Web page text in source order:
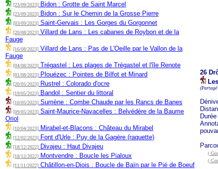
[23/09/2023] Bidon : Grotte de Saint Marcel
[23/09/2023] Bidon : Sur le Chemin de la Grosse Pierre
[03/09/2023] Saint-Gervais : Les Gorges du Gorgonnet
[20/08/2023] Villard de Lans : Les cabanes de Roybon et de la
Fauge
[16/08/2023] Villard de Lans : Pas de L'Oeille par le Vallon de la
Fauge
[04/08/2023] Trégastel : Les plages de Trégastel et l'île Renote
[01/08/2023] Plouézec : Pointes de Bilfot et Minard
[20/05/2023] Rustrel : Colorado d'ocre
[19/05/2023] Bandol : Sentier du littoral
[10/05/2023] Sumène : Combe Chaude par les Rancs de Banes
[09/05/2023] Saint-Maurice-Navacelles : Belvédère de la Baume
Oriol
[10/04/2023] Mirabel-et-Blacons : Château du Mirabel
[12/02/2023] Font d'Urle : Puy de la Gagère (raquette)
[18/12/2022] Divajeu : Haut Divajeu
[18/12/2022] Montvendre : Boucle les Pialoux
[11/11/2022] Châtillon-en-Diois : Boucle de Baïn par le Pié de Boeuf
26
(
(